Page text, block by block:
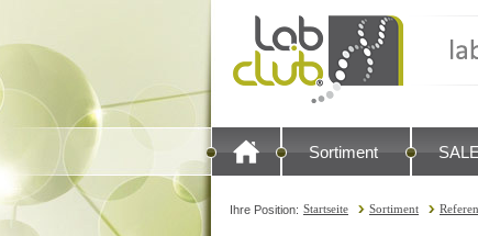
Sortiment
Ihre Position: Startseite Sortiment